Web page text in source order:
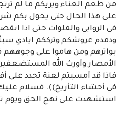
من طعم العناء ويريكم ما لم
على هذا الحال حتى يحول بكم
في الروابي والفلوات حتى اذا
ودمدم عروشكم وترككم ايادي
بواترهم ومن هاموا على وجوههم
الأمصار وأورث الله
فاذا قد أمسيتم لعنة تجدد على
في أحشاء التأريخ)). فسلام
استشهدت على نهج الحق ويوم